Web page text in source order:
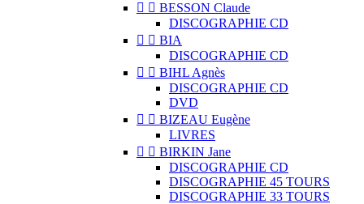
  BESSON Claude
DISCOGRAPHIE CD
  BIA
DISCOGRAPHIE CD
  BIHL Agnès
DISCOGRAPHIE CD
DVD
  BIZEAU Eugène
LIVRES
  BIRKIN Jane
DISCOGRAPHIE CD
DISCOGRAPHIE 45 TOURS
DISCOGRAPHIE 33 TOURS